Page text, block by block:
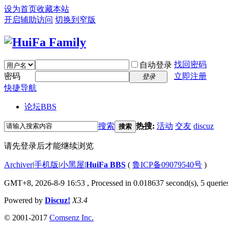
设为首页收藏本站
开启辅助访问 切换到窄版
自动登录 找回密码
密码
登录
立即注册
快捷导航
论坛BBS
搜索 搜索 热搜: 活动 交友 discuz
请先登录后才能继续浏览
Archiver|手机版|小黑屋|HuiFa BBS ( 鲁ICP备09079540号 )
GMT+8, 2026-8-9 16:53 , Processed in 0.018637 second(s), 5
Powered by Discuz! X3.4
© 2001-2017 Comsenz Inc.